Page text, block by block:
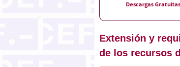
Descargas Gratuitas
Extensión y
de los recursos